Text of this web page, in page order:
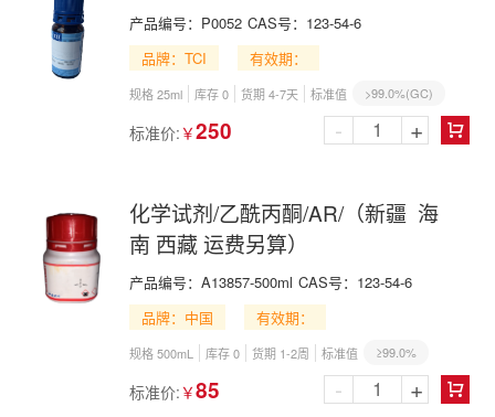
产品编号： P0052 CAS号： 123-54-6
品牌：TCI
有效期：
规格 25ml 库存 0 货期 4-7天 标准值 >99.0%(GC)
标准价: ￥250 
- +
化学试剂/乙酰丙酮/AR/（新疆 海
南 西藏 运费另算）
产品编号： A13857-500ml CAS号： 123-54-6
品牌：中国
有效期：
规格 500mL 库存 0 货期 1-2周 标准值 ≥99.0%
标准价: ￥85 
- +